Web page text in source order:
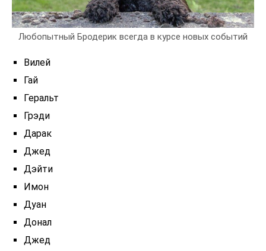
Любопытный Бродерик всегда в курсе новых событий
Вилей
Гай
Геральт
Грэди
Дарак
Джед
Дэйти
Имон
Дуан
Донал
Джед